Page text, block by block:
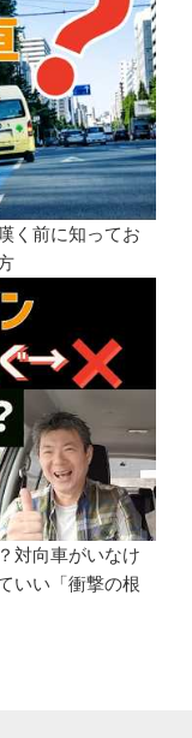
く前に知ってお
対向車がいなけ
いい「衝撃の根